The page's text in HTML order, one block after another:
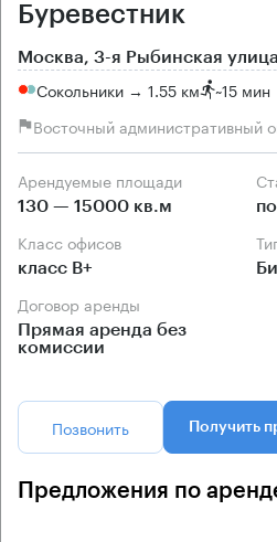
Буревестник
Москва, 3-я Рыбинская
Сокольники → 1.55 км ~15 мин
Восточный административный
Арендуемые площади
130 — 15000 кв.м
Класс офисов
класс B+
Договор аренды
Прямая аренда без
комиссии
Позвонить Получить
Предложения по